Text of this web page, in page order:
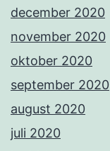
december 2020
november 2020
oktober 2020
september 2020
august 2020
juli 2020